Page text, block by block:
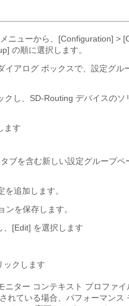
ニューから、[Configuration] >
の順に選択します。
アログ ボックスで、設定グル
し、SD-Routing デバイスのソ
ます
ブを含む新しい設定グループペ
追加します。
を保存します。
[Edit] を選択します
ックします
ター コンテキスト プロファイ
れている場合、パフォーマンス